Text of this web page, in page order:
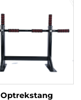
Optrekstang